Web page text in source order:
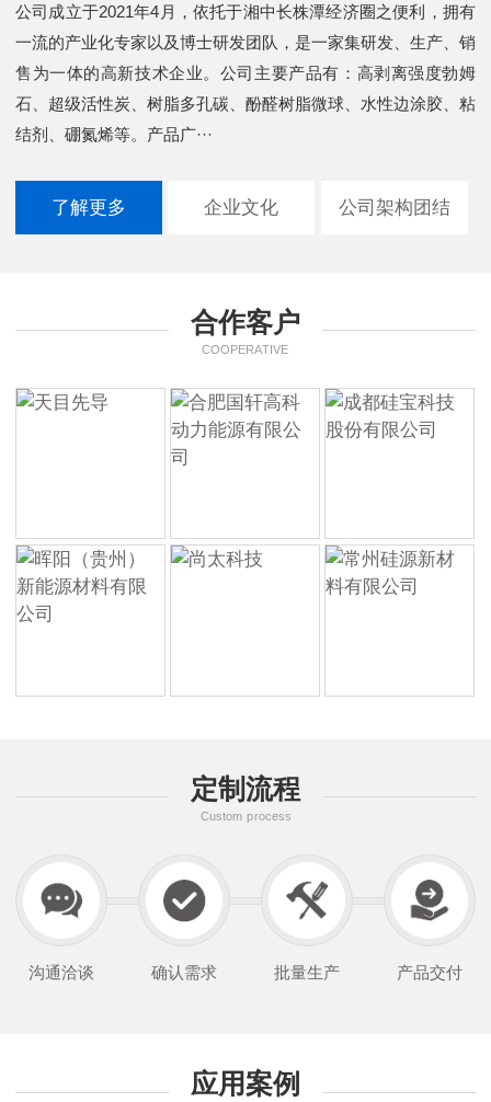
公司成立于2021年4月，依托于湘中长株潭经济圈之便利，拥有
一流的产业化专家以及博士研发团队，是一家集研发、生产、销
售为一体的高新技术企业。公司主要产品有：高剥离强度勃姆
石、超级活性炭、树脂多孔碳、酚醛树脂微球、水性边涂胶、粘
结剂、硼氮烯等。产品广···
了解更多 企业文化 公司架构团结
合作客户
COOPERATIVE
定制流程
Custom process
沟通洽谈 确认需求 批量生产 产品交付
应用案例